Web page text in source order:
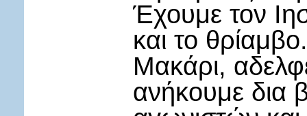
Έχουμε τον
και το θρίαμβο.
Μακάρι,
ανήκουμε δια